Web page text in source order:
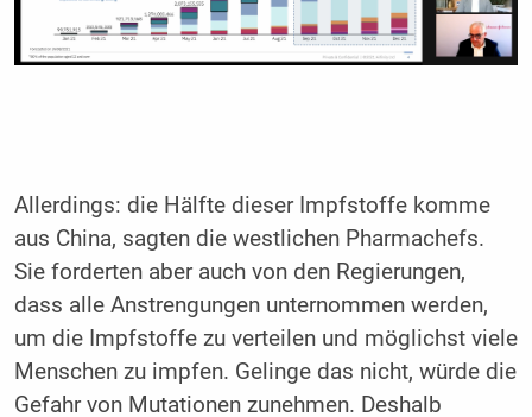
Allerdings: die Hälfte dieser Impfstoffe komme
aus China, sagten die westlichen Pharmachefs.
Sie forderten aber auch von den Regierungen,
dass alle Anstrengungen unternommen werden,
um die Impfstoffe zu verteilen und möglichst viele
Menschen zu impfen. Gelinge das nicht, würde die
Gefahr von Mutationen zunehmen. Deshalb